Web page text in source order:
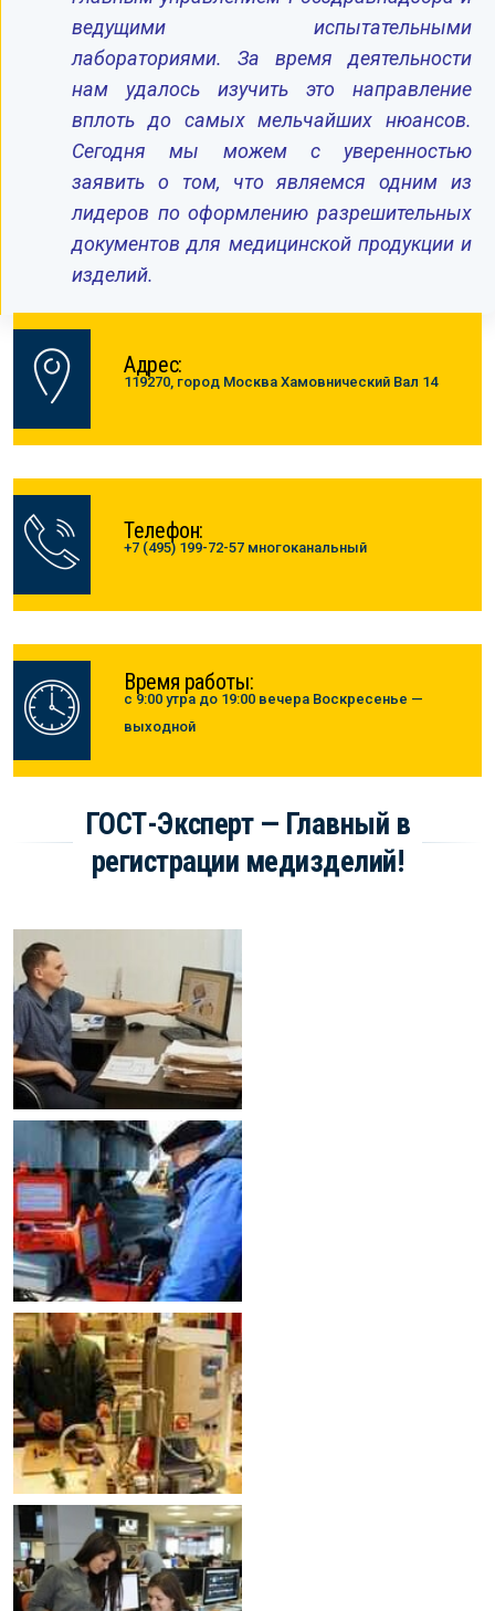
ведущими испытательными
лабораториями. За время деятельности
нам удалось изучить это направление
вплоть до самых мельчайших нюансов.
Сегодня мы можем с уверенностью
заявить о том, что являемся одним из
лидеров по оформлению разрешительных
документов для медицинской продукции и
изделий.
Адрес:
119270, город Москва Хамовнический Вал 14
Телефон:
+7 (495) 199-72-57 многоканальный
Время работы:
с 9:00 утра до 19:00 вечера Воскресенье —
выходной
ГОСТ-Эксперт — Главный в
регистрации медизделий!